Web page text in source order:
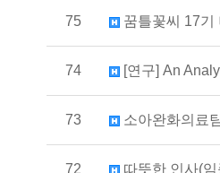
75 꿈틀꽃씨 17기
74 [연구] An
73 소아완화의료
72 따뜻한 인사(